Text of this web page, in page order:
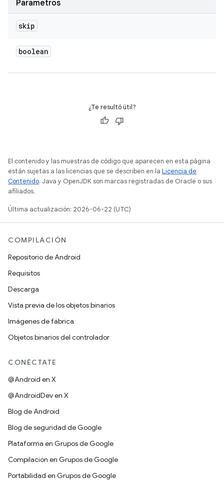
Parámetros
skip
boolean
¿Te resultó útil?
El contenido y las muestras de código que aparecen en esta página
están sujetas a las licencias que se describen en la Licencia de
Contenido. Java y OpenJDK son marcas registradas de Oracle o sus
afiliados.
Última actualización: 2026-06-22 (UTC)
COMPILACIÓN
Repositorio de Android
Requisitos
Descarga
Vista previa de los objetos binarios
Imágenes de fábrica
Objetos binarios del controlador
CONÉCTATE
@Android en X
@AndroidDev en X
Blog de Android
Blog de seguridad de Google
Plataforma en Grupos de Google
Compilación en Grupos de Google
Portabilidad en Grupos de Google